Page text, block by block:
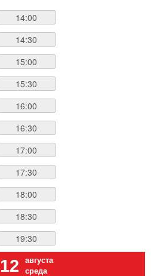
14:00
14:30
15:00
15:30
16:00
16:30
17:00
17:30
18:00
18:30
19:30
12
августа
среда